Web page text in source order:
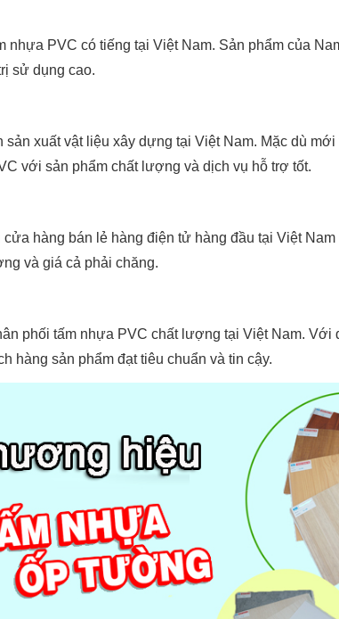
nhựa PVC có tiếng tại Việt Nam. Sản phẩm của
sử dụng cao.
xuất vật liệu xây dựng tại Việt Nam. Mặc dù
với sản phẩm chất lượng và dịch vụ hỗ trợ tốt.
hàng bán lẻ hàng điện tử hàng đầu tại Việt
và giá cả phải chăng.
phối tấm nhựa PVC chất lượng tại Việt Nam.
hàng sản phẩm đạt tiêu chuẩn và tin cậy.